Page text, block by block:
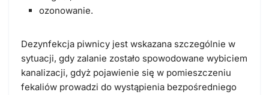
ozonowanie.
Dezynfekcja piwnicy jest wskazana szczególnie w
sytuacji, gdy zalanie zostało spowodowane wybiciem
kanalizacji, gdyż pojawienie się w pomieszczeniu
fekaliów prowadzi do wystąpienia bezpośredniego